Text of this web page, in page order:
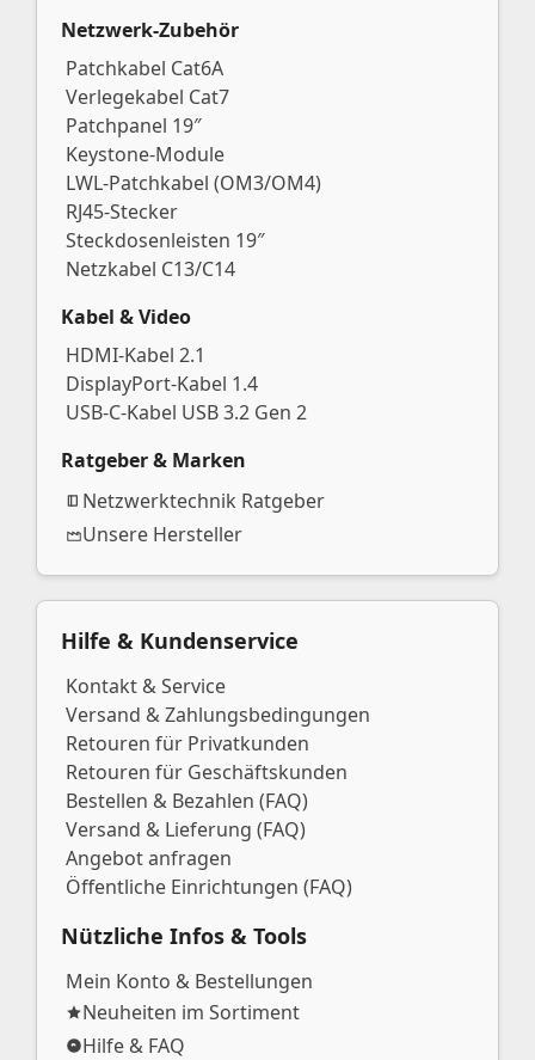
Netzwerk-Zubehör
Patchkabel Cat6A
Verlegekabel Cat7
Patchpanel 19″
Keystone-Module
LWL-Patchkabel (OM3/OM4)
RJ45-Stecker
Steckdosenleisten 19″
Netzkabel C13/C14
Kabel & Video
HDMI-Kabel 2.1
DisplayPort-Kabel 1.4
USB-C-Kabel USB 3.2 Gen 2
Ratgeber & Marken
Netzwerktechnik Ratgeber
Unsere Hersteller
Hilfe & Kundenservice
Kontakt & Service
Versand & Zahlungsbedingungen
Retouren für Privatkunden
Retouren für Geschäftskunden
Bestellen & Bezahlen (FAQ)
Versand & Lieferung (FAQ)
Angebot anfragen
Öffentliche Einrichtungen (FAQ)
Nützliche Infos & Tools
Mein Konto & Bestellungen
Neuheiten im Sortiment
Hilfe & FAQ